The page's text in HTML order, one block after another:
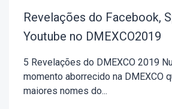
Revelações do Facebook,
Youtube no DMEXCO2019
5 Revelações do DMEXCO 2019
momento aborrecido na DMEXCO
maiores nomes do...